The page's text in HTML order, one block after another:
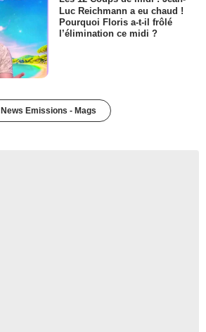
Luc Reichmann a eu chaud !
Pourquoi Floris a-t-il frôlé
l’élimination ce midi ?
News Emissions - Mags